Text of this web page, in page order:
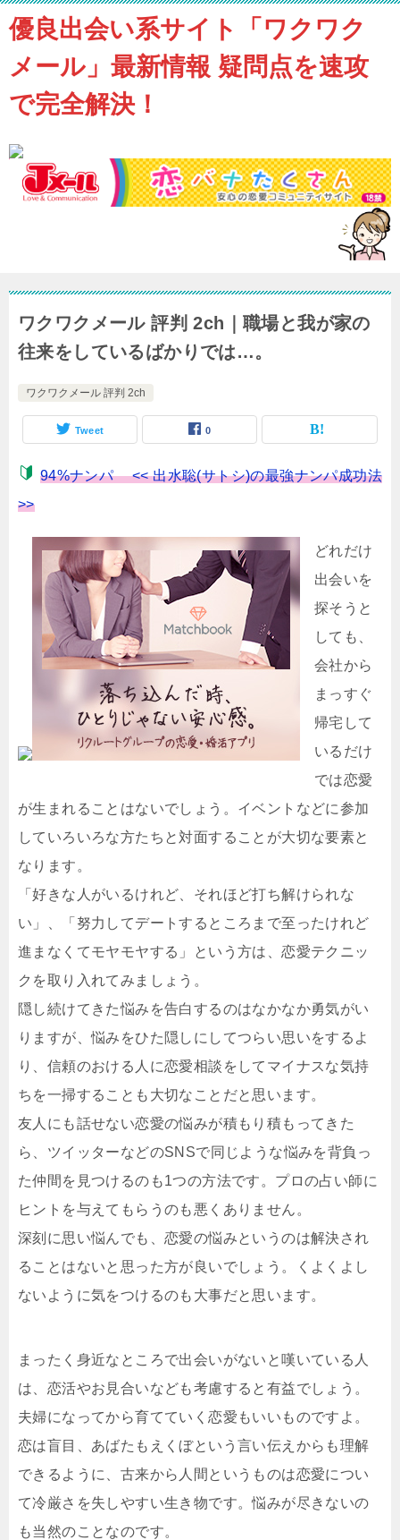
優良出会い系サイト「ワクワク
メール」最新情報 疑問点を速攻
で完全解決！
ワクワクメール 評判 2ch｜職場と我が家の
往来をしているばかりでは…。
ワクワクメール 評判 2ch
Tweet 0
94%ナンパ << 出水聡(サトシ)の最強ナンパ成功法
>>
どれだけ
出会いを
探そうと
しても、
会社から
まっすぐ
帰宅して
いるだけ
では恋愛
が生まれることはないでしょう。イベントなどに参加
していろいろな方たちと対面することが大切な要素と
なります。
「好きな人がいるけれど、それほど打ち解けられな
い」、「努力してデートするところまで至ったけれど
進まなくてモヤモヤする」という方は、恋愛テクニッ
クを取り入れてみましょう。
隠し続けてきた悩みを告白するのはなかなか勇気がい
りますが、悩みをひた隠しにしてつらい思いをするよ
り、信頼のおける人に恋愛相談をしてマイナスな気持
ちを一掃することも大切なことだと思います。
友人にも話せない恋愛の悩みが積もり積もってきた
ら、ツイッターなどのSNSで同じような悩みを背負っ
た仲間を見つけるのも1つの方法です。プロの占い師に
ヒントを与えてもらうのも悪くありません。
深刻に思い悩んでも、恋愛の悩みというのは解決され
ることはないと思った方が良いでしょう。くよくよし
ないように気をつけるのも大事だと思います。
まったく身近なところで出会いがないと嘆いている人
は、恋活やお見合いなども考慮すると有益でしょう。
夫婦になってから育てていく恋愛もいいものですよ。
恋は盲目、あばたもえくぼという言い伝えからも理解
できるように、古来から人間というものは恋愛につい
て冷厳さを失しやすい生き物です。悩みが尽きないの
も当然のことなのです。